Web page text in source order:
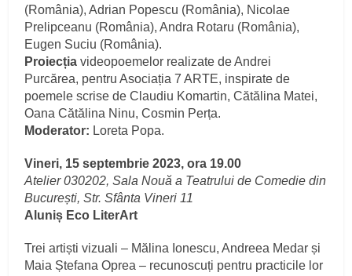
(România), Adrian Popescu (România), Nicolae
Prelipceanu (România), Andra Rotaru (România),
Eugen Suciu (România).
Proiecția videopoemelor realizate de Andrei
Purcărea, pentru Asociația 7 ARTE, inspirate de
poemele scrise de Claudiu Komartin, Cătălina Matei,
Oana Cătălina Ninu, Cosmin Perța.
Moderator: Loreta Popa.
Vineri, 15 septembrie 2023, ora 19.00
Atelier 030202, Sala Nouă a Teatrului de Comedie din
București, Str. Sfânta Vineri 11
Aluniș Eco LiterArt
Trei artiști vizuali – Mălina Ionescu, Andreea Medar și
Maia Ștefana Oprea – recunoscuți pentru practicile lor